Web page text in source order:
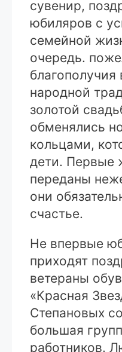
сувенир,
юбиляров с
семейной
очередь.
благополучия
народной
золотой
обменялись
кольцами,
дети. Первые
переданы
они
счастье.
Не впервые
приходят
ветераны
«Красная
Степановых
большая
работников.